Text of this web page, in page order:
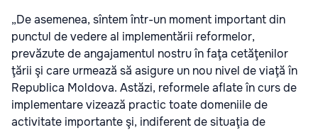
„De asemenea, sîntem într-un moment important din
punctul de vedere al implementării reformelor,
prevăzute de angajamentul nostru în faţa cetăţenilor
ţării şi care urmează să asigure un nou nivel de viaţă în
Republica Moldova. Astăzi, reformele aflate în curs de
implementare vizează practic toate domeniile de
activitate importante şi, indiferent de situaţia de